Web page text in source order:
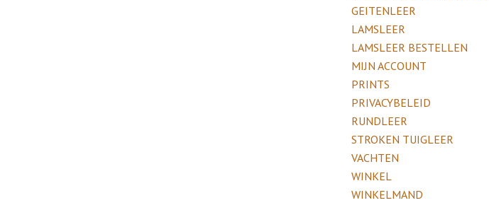
GEITENLEER
LAMSLEER
LAMSLEER BESTELLEN
MIJN ACCOUNT
PRINTS
PRIVACYBELEID
RUNDLEER
STROKEN TUIGLEER
VACHTEN
WINKEL
WINKELMAND